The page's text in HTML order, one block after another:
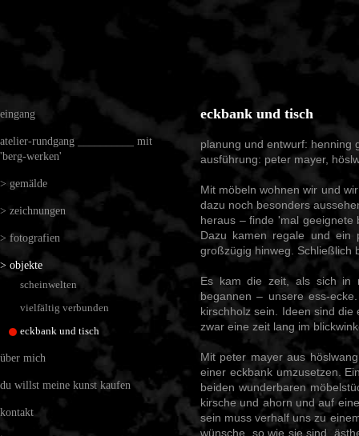
eingang
atelier-rundgang __________ mit
'berg-werken'
> gemälde
> zeichnungen
> fotografien
> objekte
scheinwelten
vielfältig verbunden
eckbank und tisch
über mich
du willst meine kunst kaufen
kontakt
eckbank und tisch
planung und entwurf: henning
ausführung: peter mayer,
Mit möbeln wohnen wir und
dazu noch besonders
heraus – finde 'mal
Dazu kamen regale und ein
großzügig hinweg. Schließlich
Es kam die zeit, als sich in
begannen – unsere ess-
kirschholz sein. Ideen sind
zwar eine zeit lang im
Mit peter mayer aus
einer eckbank umzusetzen.
beiden wunderbaren
kirsche und ahorn und auf
sein muss verhalf uns zu
wünsche, so wie sie sind,